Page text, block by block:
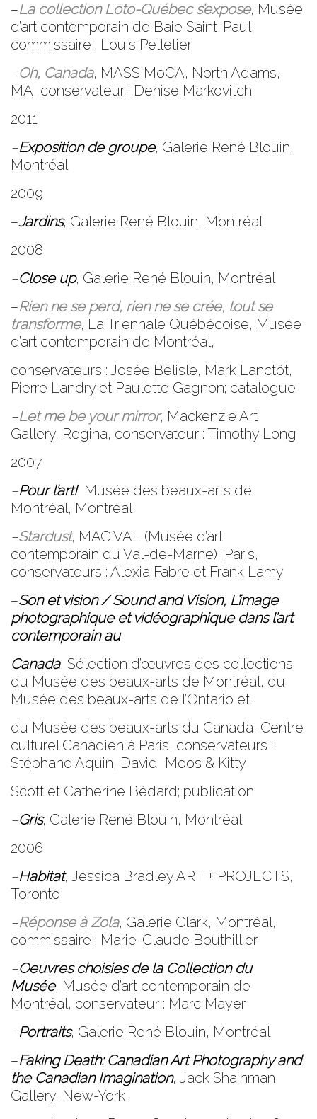
–La collection Loto-Québec s’expose, Musée
d’art contemporain de Baie Saint-Paul,
commissaire : Louis Pelletier
–Oh, Canada, MASS MoCA, North Adams,
MA, conservateur : Denise Markovitch
2011
–Exposition de groupe, Galerie René Blouin,
Montréal
2009
–Jardins, Galerie René Blouin, Montréal
2008
–Close up, Galerie René Blouin, Montréal
–Rien ne se perd, rien ne se crée, tout se
transforme, La Triennale Québécoise, Musée
d’art contemporain de Montréal,
conservateurs : Josée Bélisle, Mark Lanctôt,
Pierre Landry et Paulette Gagnon; catalogue
–Let me be your mirror, Mackenzie Art
Gallery, Regina, conservateur : Timothy Long
2007
–Pour l’art!, Musée des beaux-arts de
Montréal, Montréal
–Stardust, MAC VAL (Musée d’art
contemporain du Val-de-Marne), Paris,
conservateurs : Alexia Fabre et Frank Lamy
–Son et vision / Sound and Vision, L’image
photographique et vidéographique dans l’art
contemporain au
Canada, Sélection d’œuvres des collections
du Musée des beaux-arts de Montréal, du
Musée des beaux-arts de l’Ontario et
du Musée des beaux-arts du Canada, Centre
culturel Canadien à Paris, conservateurs :
Stéphane Aquin, David Moos & Kitty
Scott et Catherine Bédard; publication
–Gris, Galerie René Blouin, Montréal
2006
–Habitat, Jessica Bradley ART + PROJECTS,
Toronto
–Réponse à Zola, Galerie Clark, Montréal,
commissaire : Marie-Claude Bouthillier
–Oeuvres choisies de la Collection du
Musée, Musée d’art contemporain de
Montréal, conservateur : Marc Mayer
–Portraits, Galerie René Blouin, Montréal
–Faking Death: Canadian Art Photography and
the Canadian Imagination, Jack Shainman
Gallery, New-York,